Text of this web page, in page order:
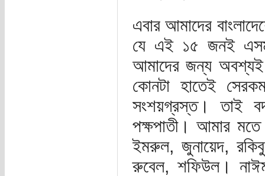
এবার আমাদের
যে এই ১৫ জনই
আমাদের জন্য অবশ্যই
কোনটা হাতেই
সংশয়গ্রস্ত। তাই
পক্ষপাতী। আমার
ইমরুল, জুনায়েদ,
রুবেল, শফিউল।